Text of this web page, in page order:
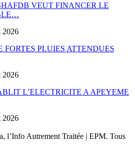
VEUT FINANCER LE
2026
FORTES PLUIES ATTENDUES
2026
L’ELECTRICITE A APEYEME
2026
l’Info Autrement Traitée | EPM. Tous